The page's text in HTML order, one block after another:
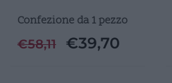
Confezione da 1 pezzo
€58,11 €39,70